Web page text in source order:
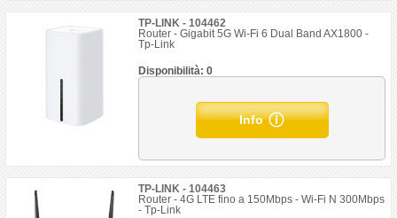
TP-LINK - 104462
Router - Gigabit 5G Wi-Fi 6 Dual Band AX1800 -
Tp-Link
Disponibilità: 0
Info
TP-LINK - 104463
Router - 4G LTE fino a 150Mbps - Wi-Fi N 300Mbps
- Tp-Link